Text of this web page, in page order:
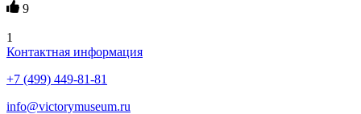
9
1
Контактная информация
+7 (499) 449-81-81
info@victorymuseum.ru